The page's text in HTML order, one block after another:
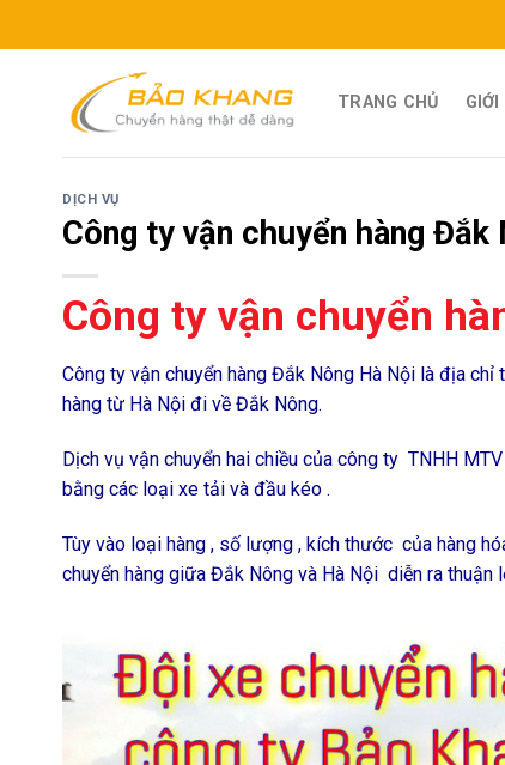
to
TRANG CHỦ
DỊCH VỤ
Công ty vận chuyển hàng Đắk
Công ty vận chuyển
Công ty vận chuyển hàng Đắk Nông Hà Nội là địa
hàng từ Hà Nội đi về Đắk Nông.
Dịch vụ vận chuyển hai chiều của công ty TNHH
bằng các loại xe tải và đầu kéo .
Tùy vào loại hàng , số lượng , kích thước của hàng
chuyển hàng giữa Đắk Nông và Hà Nội diễn ra thuận